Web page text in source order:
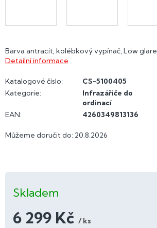
Můžeme doručit do: 20.8.2026
Skladem
6 299 Kč / ks
Barva antracit, kolébkový vypínač, Low glare
Detailní informace
Katalogové číslo:
CS-5100405
Kategorie:
Infrazářiče do
ordinací
EAN: 4260349813136